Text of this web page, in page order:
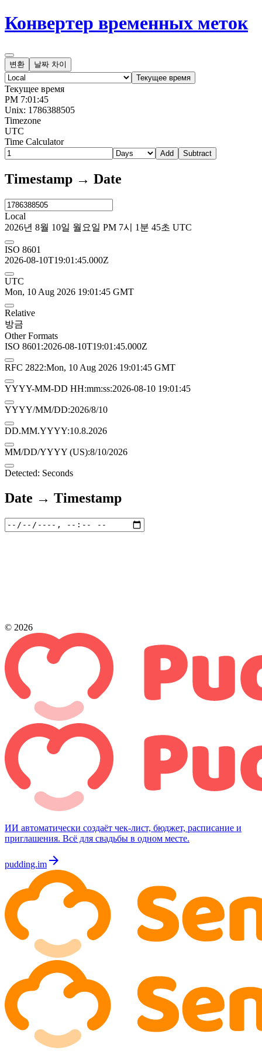
Конвертер временных меток
변환
날짜 차이
Текущее время
Текущее время
PM 7:01:45
Unix: 1786388505
Timezone
UTC
Time Calculator
Add Subtract
Timestamp → Date
Local
2026년 8월 10일 월요일 PM 7시 1분 45초 UTC
ISO 8601
2026-08-10T19:01:45.000Z
UTC
Mon, 10 Aug 2026 19:01:45 GMT
Relative
방금
Other Formats
ISO 8601:2026-08-10T19:01:45.000Z
RFC 2822:Mon, 10 Aug 2026 19:01:45 GMT
YYYY-MM-DD HH:mm:ss:2026-08-10 19:01:45
YYYY/MM/DD:2026/8/10
DD.MM.YYYY:10.8.2026
MM/DD/YYYY (US):8/10/2026
Detected: Seconds
Date → Timestamp
© 2026
ИИ автоматически создаёт чек-лист, бюджет, расписание и
приглашения. Всё для свадьбы в одном месте.
pudding.im arrow_forward